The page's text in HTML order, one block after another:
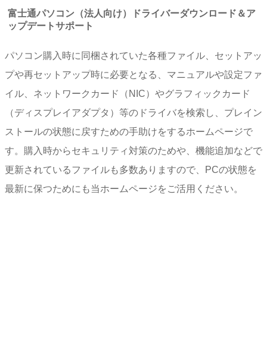
富士通パソコン（法人向け）ドライバーダウンロード＆ア
ップデートサポート
パソコン購入時に同梱されていた各種ファイル、セットアッ
プや再セットアップ時に必要となる、マニュアルや設定ファ
イル、ネットワークカード（NIC）やグラフィックカード
（ディスプレイアダプタ）等のドライバを検索し、プレイン
ストールの状態に戻すための手助けをするホームページで
す。購入時からセキュリティ対策のためや、機能追加などで
更新されているファイルも多数ありますので、PCの状態を
最新に保つためにも当ホームページをご活用ください。